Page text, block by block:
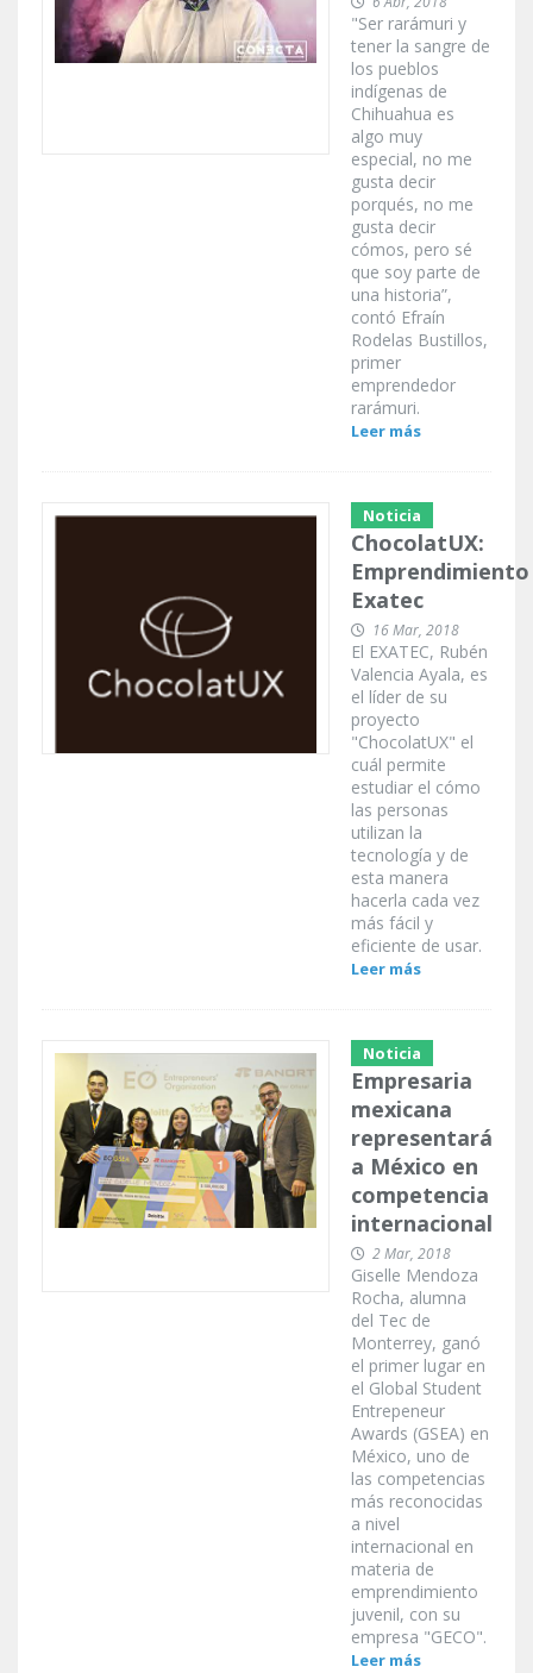
"Ser rarámuri y
tener la sangre de
los pueblos
indígenas de
Chihuahua es
algo muy
especial, no me
gusta decir
porqués, no me
gusta decir
cómos, pero sé
que soy parte de
una historia”,
contó Efraín
Rodelas Bustillos,
primer
emprendedor
rarámuri.
Leer más
Noticia
ChocolatUX:
Emprendimiento
Exatec
16 Mar, 2018
El EXATEC, Rubén
Valencia Ayala, es
el líder de su
proyecto
"ChocolatUX" el
cuál permite
estudiar el cómo
las personas
utilizan la
tecnología y de
esta manera
hacerla cada vez
más fácil y
eficiente de usar.
Leer más
Noticia
Empresaria
mexicana
representará
a México en
competencia
internacional
2 Mar, 2018
Giselle Mendoza
Rocha, alumna
del Tec de
Monterrey, ganó
el primer lugar en
el Global Student
Entrepeneur
Awards (GSEA) en
México, uno de
las competencias
más reconocidas
a nivel
internacional en
materia de
emprendimiento
juvenil, con su
empresa "GECO".
Leer más